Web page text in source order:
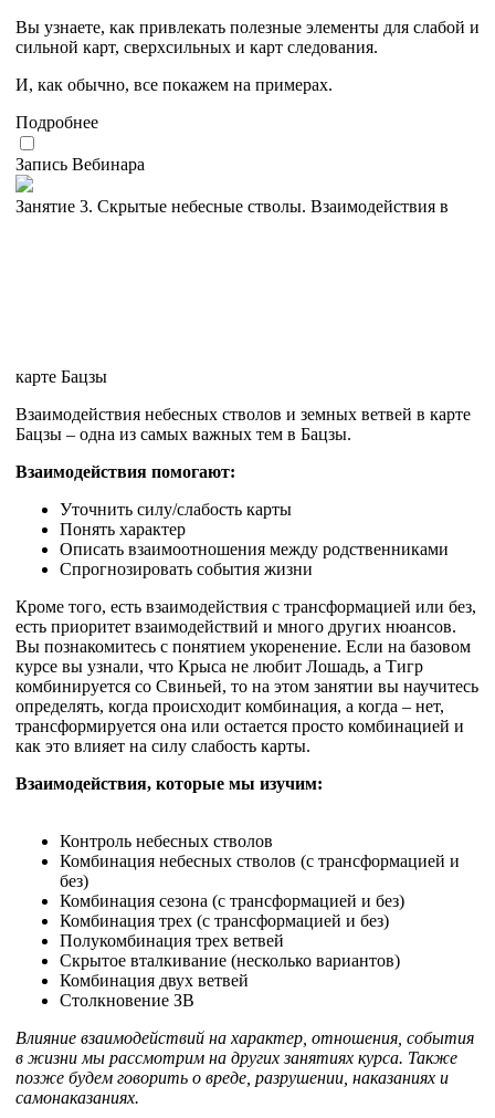
Вы узнаете, как привлекать полезные элементы для слабой и
сильной карт, сверхсильных и карт следования.
И, как обычно, все покажем на примерах.
Подробнее
Запись Вебинара
Занятие 3. Скрытые небесные стволы. Взаимодействия в
карте Бацзы
Взаимодействия небесных стволов и земных ветвей в карте
Бацзы – одна из самых важных тем в Бацзы.
Взаимодействия помогают:
Уточнить силу/слабость карты
Понять характер
Описать взаимоотношения между родственниками
Спрогнозировать события жизни
Кроме того, есть взаимодействия с трансформацией или без,
есть приоритет взаимодействий и много других нюансов.
Вы познакомитесь с понятием укоренение. Если на базовом
курсе вы узнали, что Крыса не любит Лошадь, а Тигр
комбинируется со Свиньей, то на этом занятии вы научитесь
определять, когда происходит комбинация, а когда – нет,
трансформируется она или остается просто комбинацией и
как это влияет на силу слабость карты.
Взаимодействия, которые мы изучим:
Контроль небесных стволов
Комбинация небесных стволов (с трансформацией и
без)
Комбинация сезона (с трансформацией и без)
Комбинация трех (с трансформацией и без)
Полукомбинация трех ветвей
Скрытое вталкивание (несколько вариантов)
Комбинация двух ветвей
Столкновение ЗВ
Влияние взаимодействий на характер, отношения, события
в жизни мы рассмотрим на других занятиях курса. Также
позже будем говорить о вреде, разрушении, наказаниях и
самонаказаниях.